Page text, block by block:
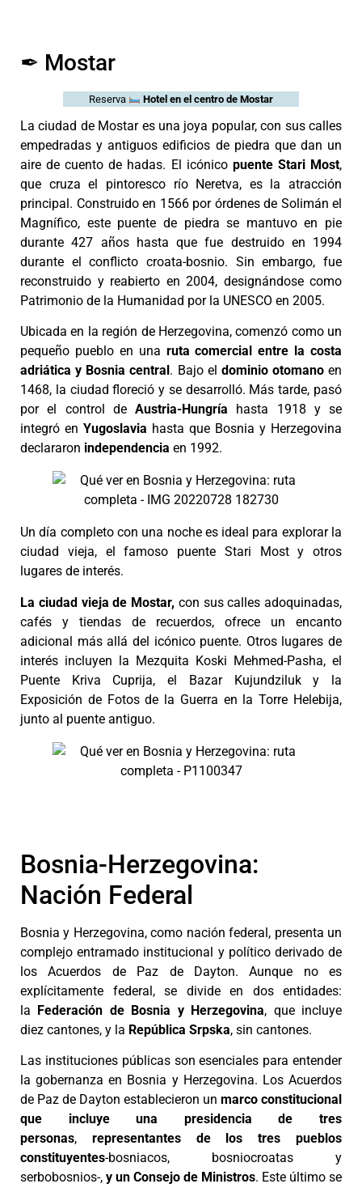
✒︎ Mostar
Reserva Hotel en el centro de Mostar
La ciudad de Mostar es una joya popular, con sus calles
empedradas y antiguos edificios de piedra que dan un
aire de cuento de hadas. El icónico puente Stari Most,
que cruza el pintoresco río Neretva, es la atracción
principal. Construido en 1566 por órdenes de Solimán el
Magnífico, este puente de piedra se mantuvo en pie
durante 427 años hasta que fue destruido en 1994
durante el conflicto croata-bosnio. Sin embargo, fue
reconstruido y reabierto en 2004, designándose como
Patrimonio de la Humanidad por la UNESCO en 2005.
Ubicada en la región de Herzegovina, comenzó como un
pequeño pueblo en una ruta comercial entre la costa
adriática y Bosnia central . Bajo el dominio otomanoen
1468, la ciudad floreció y se desarrolló. Más tarde, pasó
por el control de Austria-Hungría hasta 1918 y se
integró en Yugoslavia hasta que Bosnia y Herzegovina
declararon independencia en 1992.
Un día completo con una noche es ideal para explorar la
ciudad vieja, el famoso puente Stari Most y otros
lugares de interés.
La ciudad vieja de Mostar, con sus calles adoquinadas,
cafés y tiendas de recuerdos, ofrece un encanto
adicional más allá del icónico puente. Otros lugares de
interés incluyen la Mezquita Koski Mehmed-Pasha, el
Puente Kriva Cuprija, el Bazar Kujundziluk y la
Exposición de Fotos de la Guerra en la Torre Helebija,
junto al puente antiguo.
Bosnia-Herzegovina:
Nación Federal
Bosnia y Herzegovina, como nación federal, presenta un
complejo entramado institucional y político derivado de
los Acuerdos de Paz de Dayton. Aunque no es
explícitamente federal, se divide en dos entidades:
la Federación de Bosnia y Herzegovina, que incluye
diez cantones, y la República Srpska, sin cantones.
Las instituciones públicas son esenciales para entender
la gobernanza en Bosnia y Herzegovina. Los Acuerdos
de Paz de Dayton establecieron un marco constitucional
que incluye una presidencia de tres
personas, representantes de los tres pueblos
constituyentes-bosniacos, bosniocroatas y
serbobosnios-, y un Consejo de Ministros. Este último se